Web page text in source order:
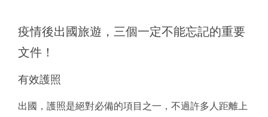
疫情後出國旅遊，三個一定不能忘記的重要
文件！
有效護照
出國，護照是絕對必備的項目之一，不過許多人距離上